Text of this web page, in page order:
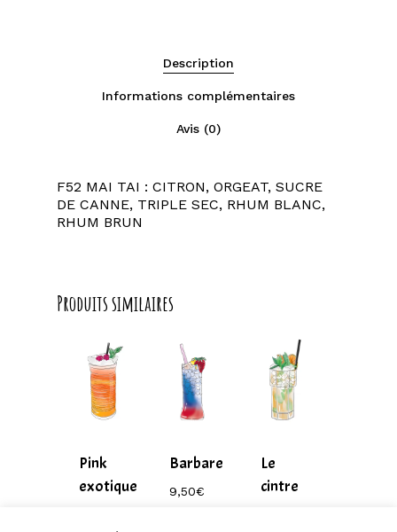
Description
Informations complémentaires
Avis (0)
F52 MAI TAI : CITRON, ORGEAT, SUCRE
DE CANNE, TRIPLE SEC, RHUM BLANC,
RHUM BRUN
Produits similaires
Pink
exotique
Barbare
9,50€
Le
cintre